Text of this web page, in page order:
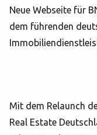
Neue Webseite für
dem führenden
Mit dem Relaunch
Real Estate